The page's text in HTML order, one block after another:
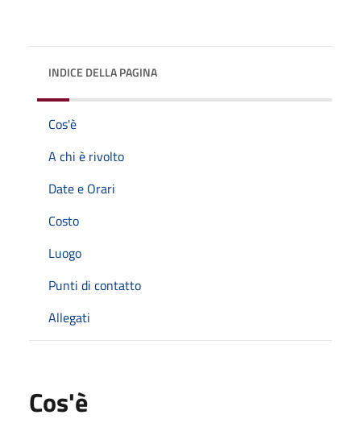
INDICE DELLA PAGINA
Cos'è
A chi è rivolto
Date e Orari
Costo
Luogo
Punti di contatto
Allegati
Cos'è